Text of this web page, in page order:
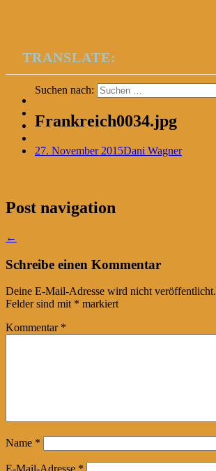
TRANSLATE:
Suchen nach:
Frankreich0034.jpg
27. November 2015Dani Wagner
Post navigation
←
Schreibe einen Kommentar
Deine E-Mail-Adresse wird nicht veröffentlicht.
Felder sind mit * markiert
Kommentar *
Name *